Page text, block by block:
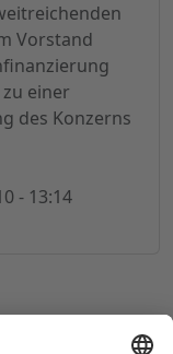
Vorstand
einer
des Konzerns
- 13:14